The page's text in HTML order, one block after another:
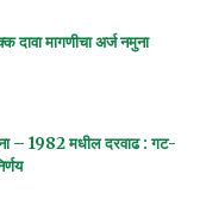
दावा मागणीचा अर्ज नमुना
– 1982 मधील दरवाढ : गट-